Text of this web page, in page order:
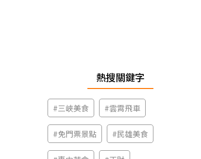
熱搜關鍵字
#三峽美食 #雲霄飛車
#免門票景點 #民雄美食